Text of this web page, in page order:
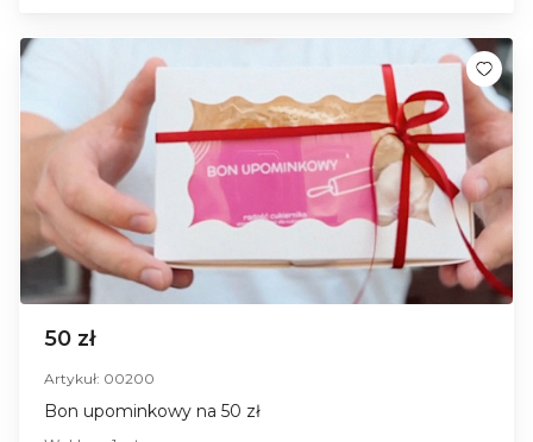
50 zł
Artykuł: 00200
Bon upominkowy na 50 zł